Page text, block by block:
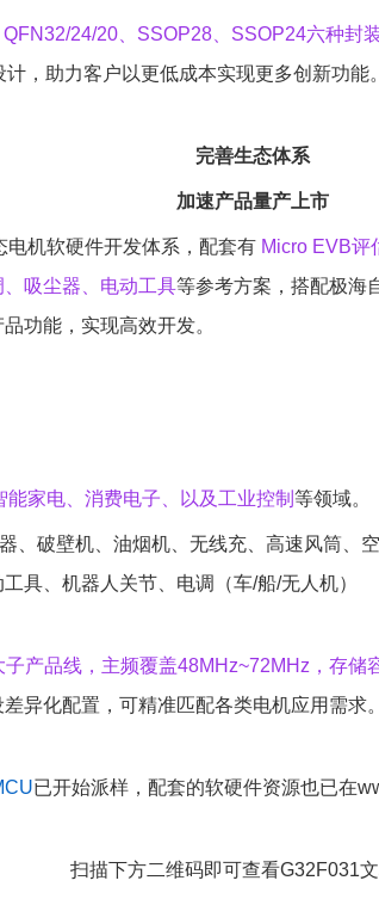
24/20、SSOP28、SSOP24六种封
，助力客户以更低成本实现更多创新功能。
完善生态体系
加速产品量产上市
机软硬件开发体系，配套有 Micro EVB评
吸尘器、电动工具等参考方案，搭配极海
功能，实现高效开发。
能家电、消费电子、以及工业控制 等领域。
、破壁机、油烟机、无线充、高速风筒、
具、机器人关节、电调（车/船/无人机）
产品线，主频覆盖48MHz~72MHz，存储
异化配置，可精准匹配各类电机应用需求
已开始派样，配套的软硬件资源也已在
扫描下方二维码即可查看G32F031